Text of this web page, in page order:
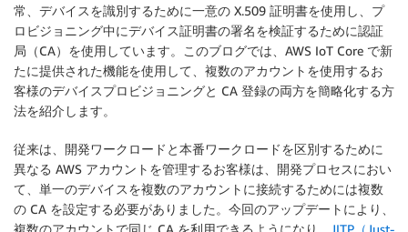
常、デバイスを識別するために一意の X.509 証明書を使用し、プ
ロビジョニング中にデバイス証明書の署名を検証するために認証
局（CA）を使用しています。このブログでは、AWS IoT Core で新
たに提供された機能を使用して、複数のアカウントを使用するお
客様のデバイスプロビジョニングと CA 登録の両方を簡略化する方
法を紹介します。
従来は、開発ワークロードと本番ワークロードを区別するために
異なる AWS アカウントを管理するお客様は、開発プロセスにおい
て、単一のデバイスを複数のアカウントに接続するためには複数
の CA を設定する必要がありました。今回のアップデートにより、
複数のアカウントで同じ CA を利用できるようになり、 JITP（Just-